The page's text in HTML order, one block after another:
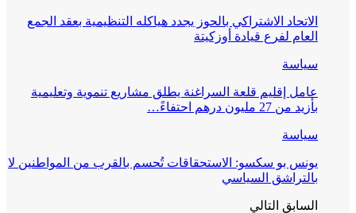
الاتحاد الاشتراكي بالحوز يجدد هياكله التنظيمية بعقد الجمع
العام لفرع قيادة أوزكيتة
سياسة
عامل إقليم قلعة السراغنة يطلق مشاريع تنموية وتعليمية
بأزيد من 27 مليون درهم احتفاءً…
سياسة
يونس بو سكسو: الاستحقاقات تُحسم بالقرب من المواطنين لا
بالتراشق السياسي
السابق التالي